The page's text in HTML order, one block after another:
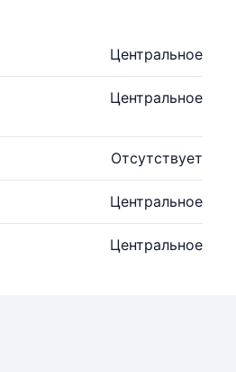
Центральное
Центральное
Отсутствует
Центральное
Центральное